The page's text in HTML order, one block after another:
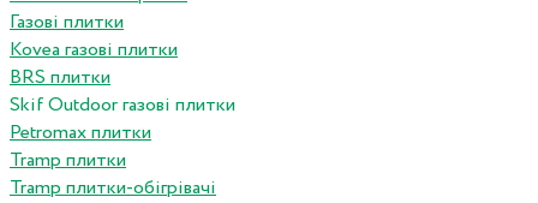
Газові плитки
Kovea газові плитки
BRS плитки
Skif Outdoor газові плитки
Petromax плитки
Tramp плитки
Tramp плитки-обігрівачі